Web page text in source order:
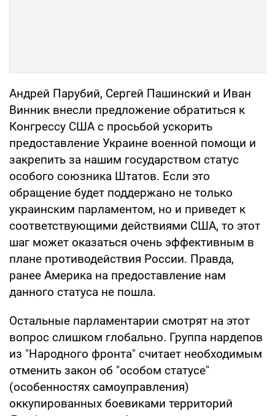
Андрей Парубий, Сергей Пашинский и Иван
Винник внесли предложение обратиться к
Конгрессу США с просьбой ускорить
предоставление Украине военной помощи и
закрепить за нашим государством статус
особого союзника Штатов. Если это
обращение будет поддержано не только
украинским парламентом, но и приведет к
соответствующими действиями США, то этот
шаг может оказаться очень эффективным в
плане противодействия России. Правда,
ранее Америка на предоставление нам
данного статуса не пошла.
Остальные парламентарии смотрят на этот
вопрос слишком глобально. Группа нардепов
из "Народного фронта" считает необходимым
отменить закон об "особом статусе"
(особенностях самоуправления)
оккупированных боевиками территорий